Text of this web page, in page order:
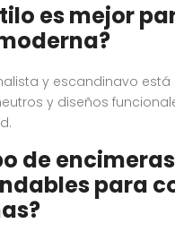
es mejor
y escandinavo está
y diseños
de
para